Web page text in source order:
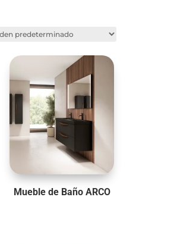
Mueble de Baño ARCO